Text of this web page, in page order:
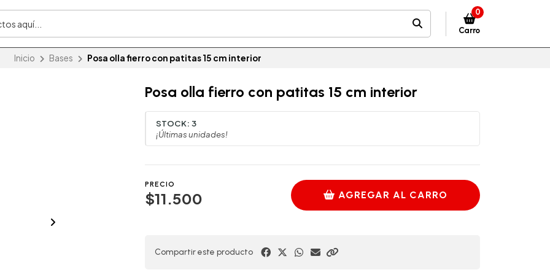
0
Carro
Inicio Bases Posa olla fierro con patitas 15 cm interior
Posa olla fierro con patitas 15 cm interior
STOCK: 3
¡Últimas unidades!
PRECIO
$11.500 AGREGAR AL CARRO
Compartir este producto